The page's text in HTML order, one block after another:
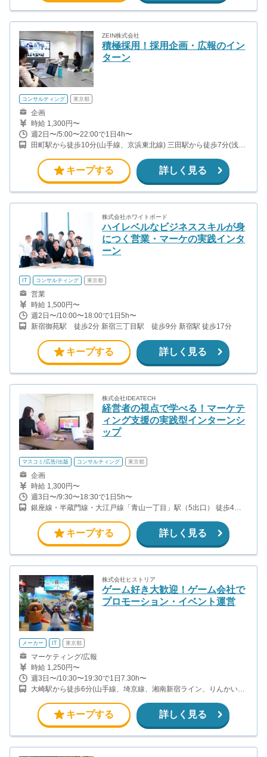
ZEIN株式会社
積極採用！採用企画・広報のイン
ターン
コンサルティング 東京都
企画
時給 1,300円〜
週2日〜/5:00〜22:00で1日4h〜
田町駅から徒歩10分(山手線、京浜東北線) 三田駅から徒歩7分(浅草
キープする 詳しく見る
株式会社ホワイトボード
ハイレベルなビジネススキルが身
につく営業・マーケの実践インタ
ーン
IT コンサルティング 東京都
営業
時給 1,500円〜
週2日〜/10:00〜18:00で1日5h〜
新宿御苑駅 徒歩2分 新宿三丁目駅 徒歩9分 新宿駅 徒歩17分
キープする 詳しく見る
株式会社IDEATECH
経営者の視点で学べる！マーケテ
ィング支援の実践型インターンシ
ップ
マスコミ/広告/出版 コンサルティング 東京都
企画
時給 1,300円〜
週3日〜/9:30〜18:30で1日5h〜
銀座線・半蔵門線・大江戸線「青山一丁目」駅（5出口） 徒歩4分
線「表参道」駅（A4出口） 徒歩15分
キープする 詳しく見る
株式会社ヒストリア
ゲーム好き大歓迎！ゲーム会社で
プロモーション・イベント運営
メーカー IT 東京都
マーケティング/広報
時給 1,250円〜
週3日〜/10:30〜19:30で1日7.30h〜
大崎駅から徒歩6分(山手線、埼京線、湘南新宿ライン、りんかい線)
路駅から徒歩2分(東急池上線)
キープする 詳しく見る